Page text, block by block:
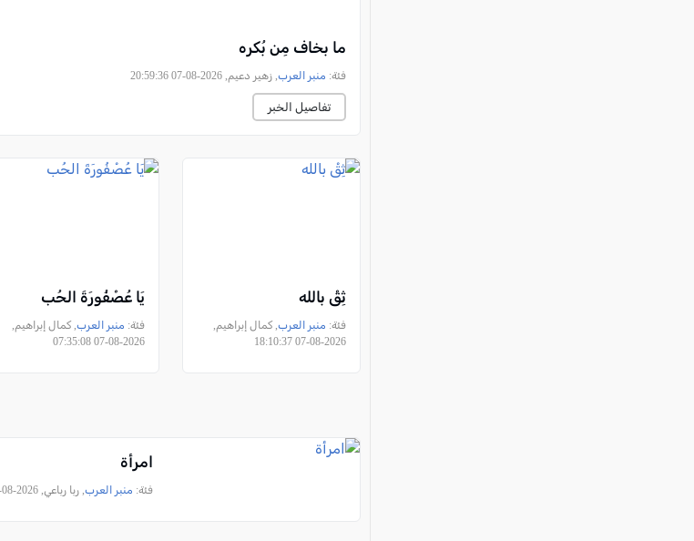
ما بخاف مِن بُكره
فئة: منبر العرب, زهير دعيم, 2026-08-07 20:59:36
تفاصيل الخبر
ثِقْ بالله
فئة: منبر العرب, كمال إبراهيم,
2026-08-07 18:10:37
يَا عُصْفُورَةَ الحُب
فئة: منبر العرب, كمال إبراهيم,
2026-08-07 07:35:08
امرأة
فئة: منبر العرب, ربا رباعي, 2026-08-06 13:54:09